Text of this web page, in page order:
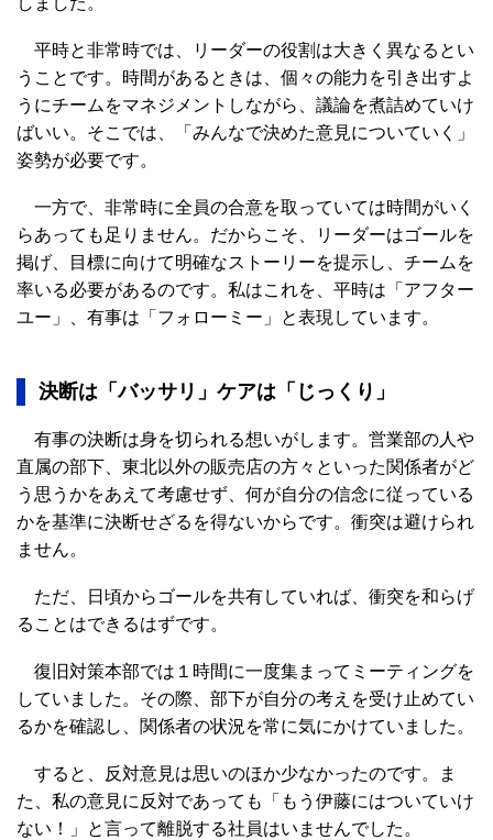
平時と非常時では、リーダーの役割は大きく異なるとい
うことです。時間があるときは、個々の能力を引き出すよ
うにチームをマネジメントしながら、議論を煮詰めていけ
ばいい。そこでは、「みんなで決めた意見についていく」
姿勢が必要です。
一方で、非常時に全員の合意を取っていては時間がいく
らあっても足りません。だからこそ、リーダーはゴールを
掲げ、目標に向けて明確なストーリーを提示し、チームを
率いる必要があるのです。私はこれを、平時は「アフター
ユー」、有事は「フォローミー」と表現しています。
決断は「バッサリ」ケアは「じっくり」
有事の決断は身を切られる想いがします。営業部の人や
直属の部下、東北以外の販売店の方々といった関係者がど
う思うかをあえて考慮せず、何が自分の信念に従っている
かを基準に決断せざるを得ないからです。衝突は避けられ
ません。
ただ、日頃からゴールを共有していれば、衝突を和らげ
ることはできるはずです。
復旧対策本部では１時間に一度集まってミーティングを
していました。その際、部下が自分の考えを受け止めてい
るかを確認し、関係者の状況を常に気にかけていました。
すると、反対意見は思いのほか少なかったのです。ま
た、私の意見に反対であっても「もう伊藤にはついていけ
ない！」と言って離脱する社員はいませんでした。